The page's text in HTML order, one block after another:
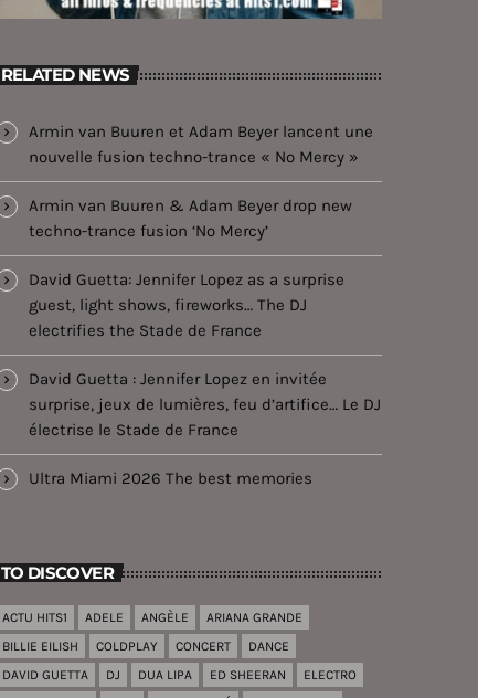
RELATED NEWS
Armin van Buuren et Adam Beyer lancent une
nouvelle fusion techno-trance « No Mercy »
Armin van Buuren & Adam Beyer drop new
techno-trance fusion ‘No Mercy’
David Guetta: Jennifer Lopez as a surprise
guest, light shows, fireworks… The DJ
electrifies the Stade de France
David Guetta : Jennifer Lopez en invitée
surprise, jeux de lumières, feu d’artifice… Le DJ
électrise le Stade de France
Ultra Miami 2026 The best memories
TO DISCOVER
ACTU HITS1 ADELE ANGÈLE
ARIANA GRANDE
BILLIE EILISH
COLDPLAY CONCERT
DANCE
DAVID GUETTA
DJ DUA LIPA ED SHEERAN
ELECTRO